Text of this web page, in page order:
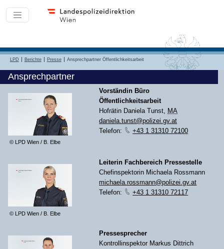
LPD Berichte Presse Ansprechpartner Öffentlichkeitsarbeit
Ansprechpartner
© LPD Wien / B. Elbe
Vorständin Büro
Öffentlichkeitsarbeit
Hofrätin Daniela Tunst, MA
daniela.tunst@polizei.gv.at
Telefon:
+43 1 31310 72100
© LPD Wien / B. Elbe
Leiterin Fachbereich Pressestelle
Chefinspektorin Michaela Rossmann
michaela.rossmann@polizei.gv.at
Telefon:
+43 1 31310 72117
Pressesprecher
Kontrollinspektor Markus Dittrich